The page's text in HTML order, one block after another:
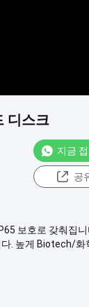
디스크
지금
공
보호로 갖춰집
다. 높게 Biotech/